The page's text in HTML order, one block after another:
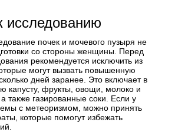
исследованию
почек и мочевого пузыря не
со стороны женщины. Перед
рекомендуется исключить из
могут вызвать повышенную
дней заранее. Это включает в
капусту, фрукты, овощи, молоко и
также газированные соки. Если у
с метеоризмом, можно принять
которые помогут избежать